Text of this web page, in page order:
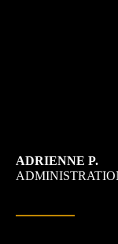
ADRIENNE P.